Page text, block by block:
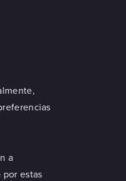
a
estas